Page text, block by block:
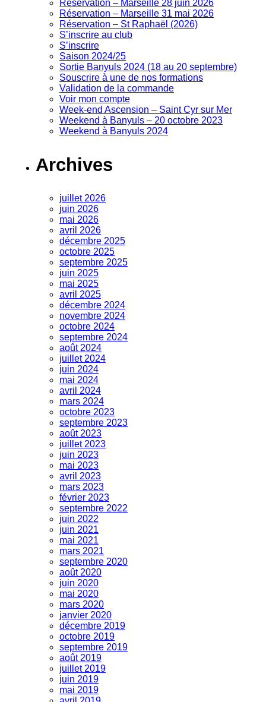
Réservation – Marseille 28 juin 2026
Réservation – Marseille 31 mai 2026
Réservation – St Raphaël (2026)
S’inscrire au club
S’inscrire
Saison 2024/25
Sortie Banyuls 2024 (18 au 20 septembre)
Souscrire à une de nos formations
Validation de la commande
Voir mon compte
Week-end Ascension – Saint Cyr sur Mer
Weekend à Banyuls – 20 octobre 2023
Weekend à Banyuls 2024
Archives
juillet 2026
juin 2026
mai 2026
avril 2026
décembre 2025
octobre 2025
septembre 2025
juin 2025
mai 2025
avril 2025
décembre 2024
novembre 2024
octobre 2024
septembre 2024
août 2024
juillet 2024
juin 2024
mai 2024
avril 2024
mars 2024
octobre 2023
septembre 2023
août 2023
juillet 2023
juin 2023
mai 2023
avril 2023
mars 2023
février 2023
septembre 2022
juin 2022
juin 2021
mai 2021
mars 2021
septembre 2020
août 2020
juin 2020
mai 2020
mars 2020
janvier 2020
décembre 2019
octobre 2019
septembre 2019
août 2019
juillet 2019
juin 2019
mai 2019